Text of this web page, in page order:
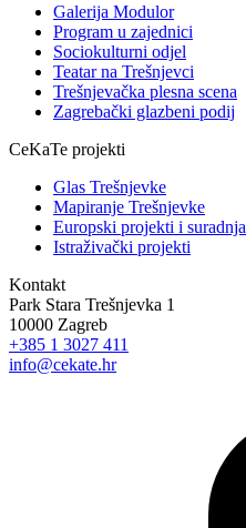
Galerija Modulor
Program u zajednici
Sociokulturni odjel
Teatar na Trešnjevci
Trešnjevačka plesna scena
Zagrebački glazbeni podij
CeKaTe projekti
Glas Trešnjevke
Mapiranje Trešnjevke
Europski projekti i suradnja
Istraživački projekti
Kontakt
Park Stara Trešnjevka 1
10000 Zagreb
+385 1 3027 411
info@cekate.hr